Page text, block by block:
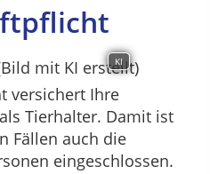
KI
versichert Ihre
Tierhalter. Damit ist
Fällen auch die
eingeschlossen.